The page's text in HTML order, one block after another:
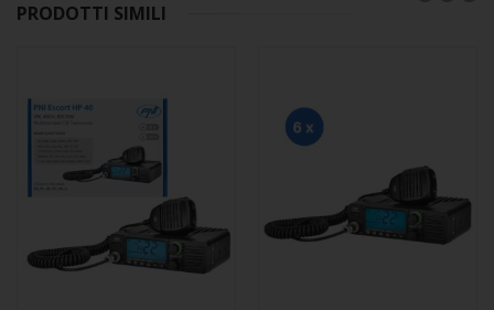
PRODOTTI SIMILI